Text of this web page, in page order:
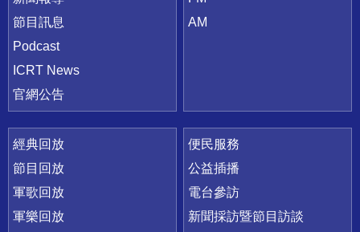
節目訊息
Podcast
ICRT News
官網公告
AM
經典回放
節目回放
軍歌回放
軍樂回放
便民服務
公益插播
電台參訪
新聞採訪暨節目訪談